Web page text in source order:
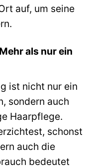
auf, um seine
als nur ein
ist nicht nur ein
sondern auch
Haarpflege.
schonst
auch die
bedeutet